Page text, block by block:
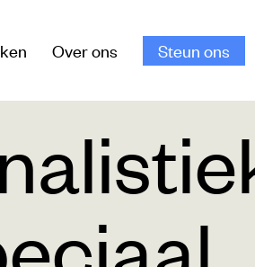
Over ons Steun ons